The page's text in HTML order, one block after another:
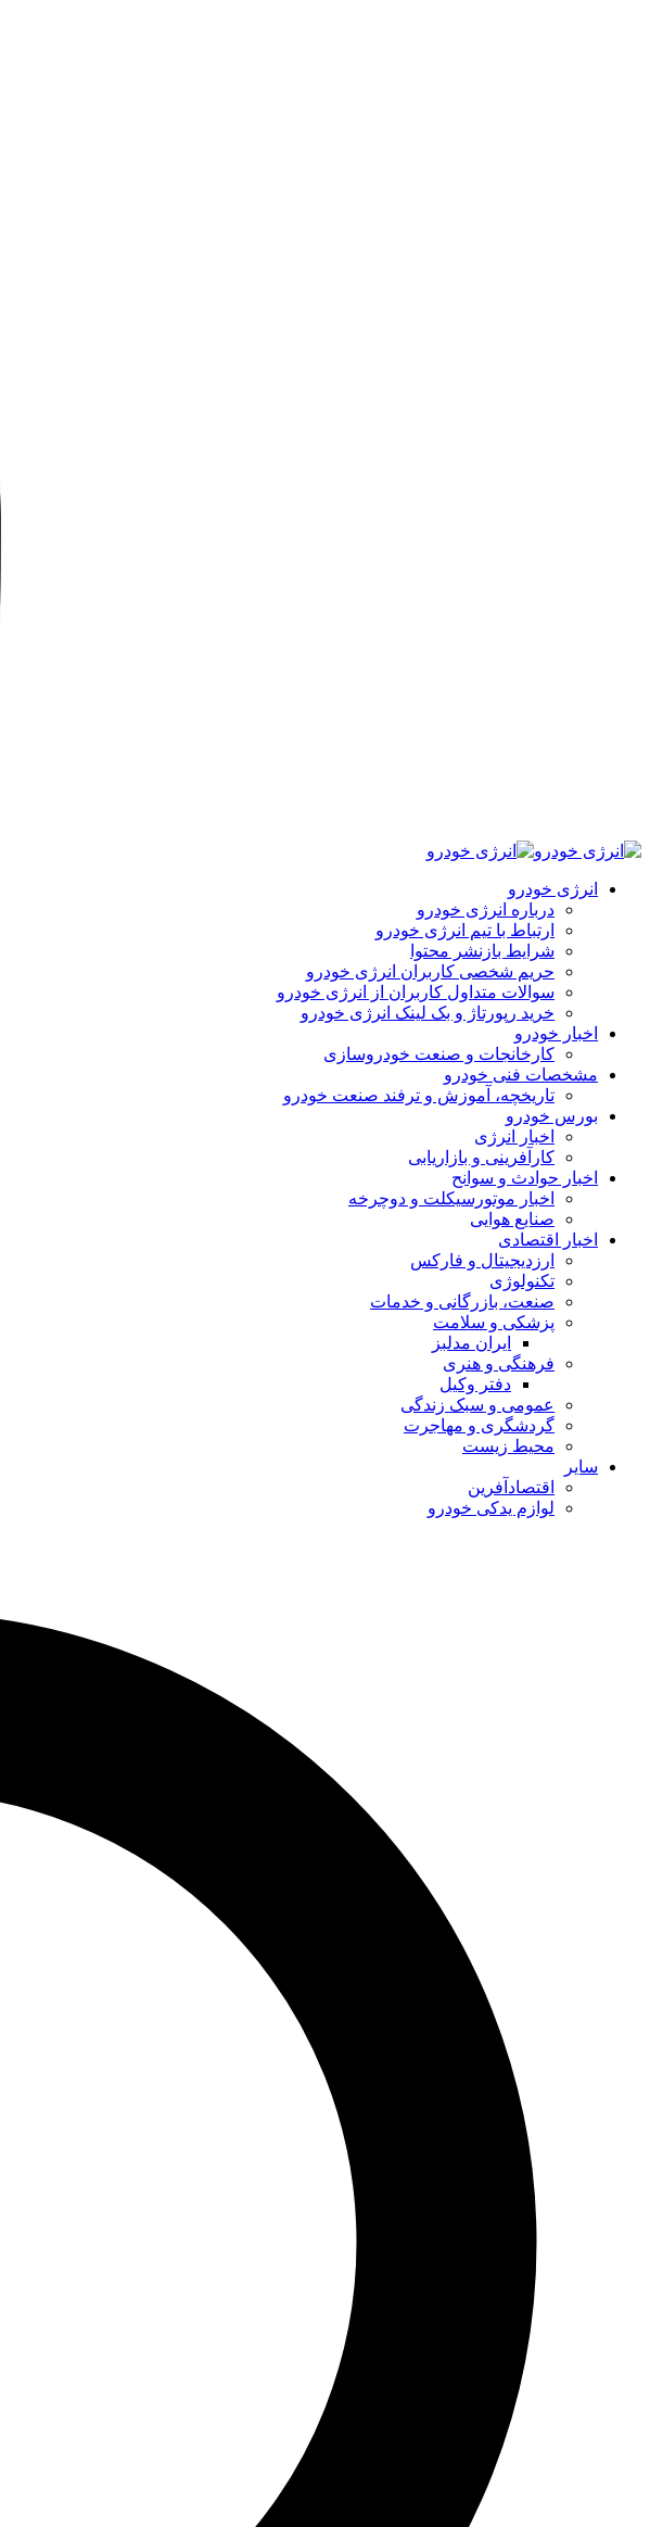
انرژی خودرو
درباره انرژی خودرو
ارتباط با تیم انرژی خودرو
شرایط بازنشر محتوا
حریم شخصی کاربران انرژی خودرو
سوالات متداول کاربران از انرژی خودرو
خرید رپورتاژ و بک لینک انرژی خودرو
اخبار خودرو
کارخانجات و صنعت خودروسازی
مشخصات فنی خودرو
تاریخچه، آموزش و ترفند صنعت خودرو
بورس خودرو
اخبار انرژی
کارآفرینی و بازاریابی
اخبار حوادث و سوانح
اخبار موتورسیکلت و دوچرخه
صنایع هوایی
اخبار اقتصادی
ارزدیجیتال و فارکس
تکنولوژی
صنعت، بازرگانی و خدمات
پزشکی و سلامت
ایران مدلبز
فرهنگی و هنری
دفتر وکیل
عمومی و سبک زندگی
گردشگری و مهاجرت
محیط زیست
سایر
اقتصادآفرین
لوازم یدکی خودرو